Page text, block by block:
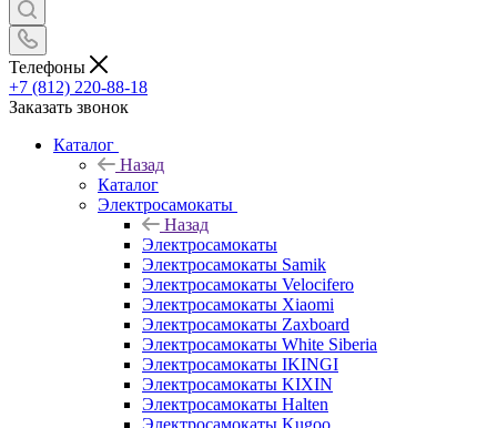
Телефоны
+7 (812) 220-88-18
Заказать звонок
Каталог
Назад
Каталог
Электросамокаты
Назад
Электросамокаты
Электросамокаты Samik
Электросамокаты Velocifero
Электросамокаты Xiaomi
Электросамокаты Zaxboard
Электросамокаты White Siberia
Электросамокаты IKINGI
Электросамокаты KIXIN
Электросамокаты Halten
Электросамокаты Kugoo